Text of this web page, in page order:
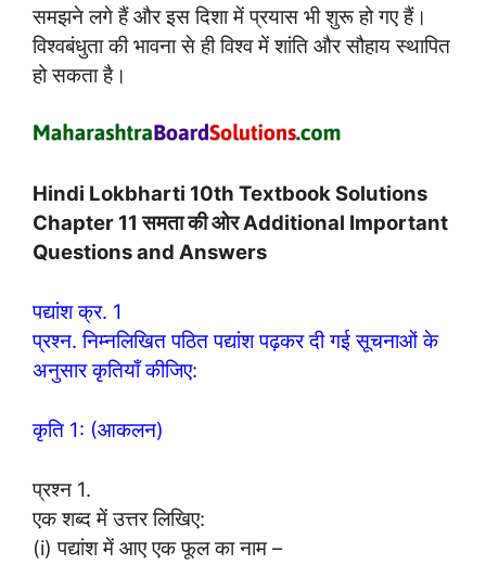
समझने लगे हैं और इस दिशा में प्रयास भी शुरू हो गए हैं।
विश्वबंधुता की भावना से ही विश्व में शांति और सौहाय स्थापित
हो सकता है।
Hindi Lokbharti 10th Textbook Solutions
Chapter 11 समता की ओर Additional Important
Questions and Answers
पद्यांश क्र. 1
प्रश्न. निम्नलिखित पठित पद्यांश पढ़कर दी गई सूचनाओं के
अनुसार कृतियाँ कीजिए:
कृति 1: (आकलन)
प्रश्न 1.
एक शब्द में उत्तर लिखिए:
(i) पद्यांश में आए एक फूल का नाम –